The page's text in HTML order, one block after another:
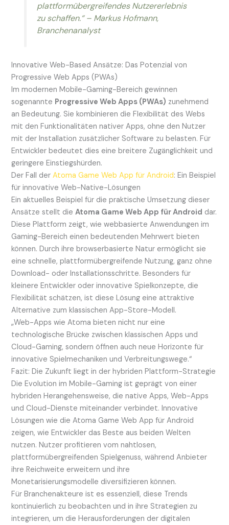
plattformübergreifendes Nutzererlebnis
zu schaffen.“ – Markus Hofmann,
Branchenanalyst
Innovative Web-Based Ansätze: Das Potenzial von
Progressive Web Apps (PWAs)
Im modernen Mobile-Gaming-Bereich gewinnen
sogenannte Progressive Web Apps (PWAs) zunehmend
an Bedeutung. Sie kombinieren die Flexibilität des Webs
mit den Funktionalitäten nativer Apps, ohne den Nutzer
mit der Installation zusätzlicher Software zu belasten. Für
Entwickler bedeutet dies eine breitere Zugänglichkeit und
geringere Einstiegshürden.
Der Fall derAtoma Game Web App für Android: Ein Beispiel
für innovative Web-Native-Lösungen
Ein aktuelles Beispiel für die praktische Umsetzung dieser
Ansätze stellt dieAtoma Game Web App für Android dar.
Diese Plattform zeigt, wie webbasierte Anwendungen im
Gaming-Bereich einen bedeutenden Mehrwert bieten
können. Durch ihre browserbasierte Natur ermöglicht sie
eine schnelle, plattformübergreifende Nutzung, ganz ohne
Download- oder Installationsschritte. Besonders für
kleinere Entwickler oder innovative Spielkonzepte, die
Flexibilität schätzen, ist diese Lösung eine attraktive
Alternative zum klassischen App-Store-Modell.
„Web-Apps wie Atoma bieten nicht nur eine
technologische Brücke zwischen klassischen Apps und
Cloud-Gaming, sondern öffnen auch neue Horizonte für
innovative Spielmechaniken und Verbreitungswege.“
Fazit: Die Zukunft liegt in der hybriden Plattform-Strategie
Die Evolution im Mobile-Gaming ist geprägt von einer
hybriden Herangehensweise, die native Apps, Web-Apps
und Cloud-Dienste miteinander verbindet. Innovative
Lösungen wie die Atoma Game Web App für Android
zeigen, wie Entwickler das Beste aus beiden Welten
nutzen. Nutzer profitieren vom nahtlosen,
plattformübergreifenden Spielgenuss, während Anbieter
ihre Reichweite erweitern und ihre
Monetarisierungsmodelle diversifizieren können.
Für Branchenakteure ist es essenziell, diese Trends
kontinuierlich zu beobachten und in ihre Strategien zu
integrieren, um die Herausforderungen der digitalen